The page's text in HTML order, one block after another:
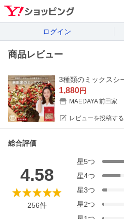
ログイン
商品レビュー
1,880円
MAEDAYA 前田家
レビューを投稿する
総合評価
4.58
256件
星5つ
星4つ
星3つ
星2つ